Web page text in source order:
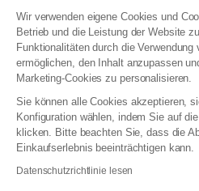
Wir verwenden eigene Cookies und
Betrieb und die Leistung der Website
Funktionalitäten durch die
ermöglichen, den Inhalt anzupassen
Marketing-Cookies zu personalisieren.
Sie können alle Cookies akzeptieren,
Konfiguration wählen, indem Sie auf
klicken. Bitte beachten Sie, dass die
Einkaufserlebnis beeinträchtigen kann.
Datenschutzrichtlinie lesen
AGB
Allgemeine
Erklärung zur